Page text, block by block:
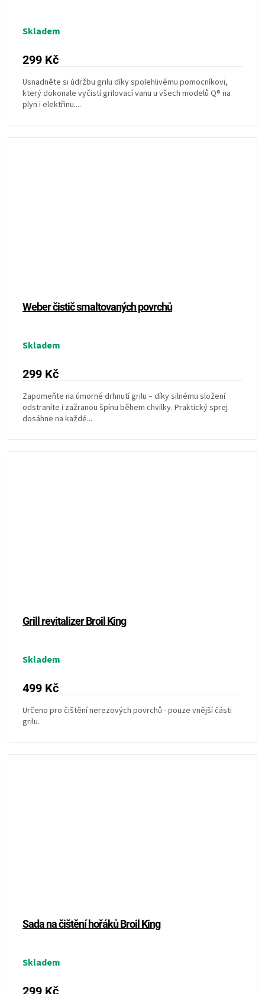
Skladem
299 Kč
Usnadněte si údržbu grilu díky spolehlivému pomocníkovi,
který dokonale vyčistí grilovací vanu u všech modelů Q® na
plyn i elektřinu....
Weber čistič smaltovaných povrchů
Skladem
299 Kč
Zapomeňte na úmorné drhnutí grilu – díky silnému složení
odstraníte i zažranou špínu během chvilky. Praktický sprej
dosáhne na každé...
Grill revitalizer Broil King
Skladem
499 Kč
Určeno pro čištění nerezových povrchů - pouze vnější části
grilu.
Sada na čištění hořáků Broil King
Skladem
299 Kč